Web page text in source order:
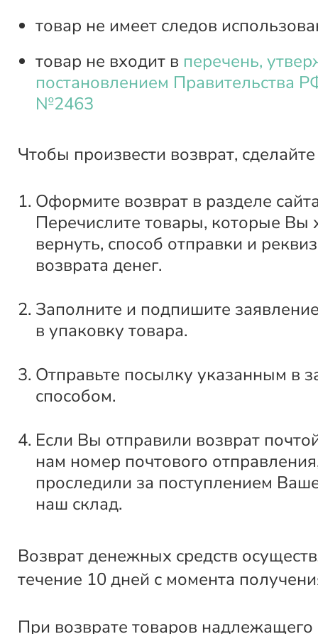
товар не имеет следов
товар не входит в перечень,
постановлением Правительства
№2463
Чтобы произвести возврат,
Оформите возврат в разделе
Перечислите товары, которые Вы
вернуть, способ отправки и
возврата денег.
Заполните и подпишите
в упаковку товара.
Отправьте посылку указанным в
способом.
Если Вы отправили возврат
нам номер почтового
проследили за поступлением
наш склад.
Возврат денежных средств
течение 10 дней с момента
При возврате товаров надлежащего